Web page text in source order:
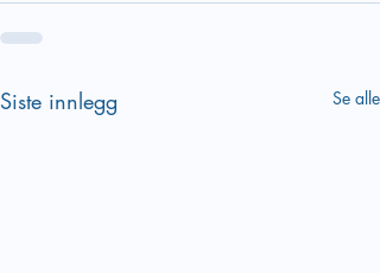
Siste innlegg Se alle